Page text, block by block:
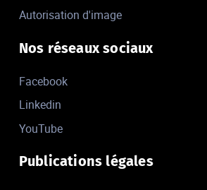
Autorisation d'image
Nos réseaux sociaux
Facebook
Linkedin
YouTube
Publications légales